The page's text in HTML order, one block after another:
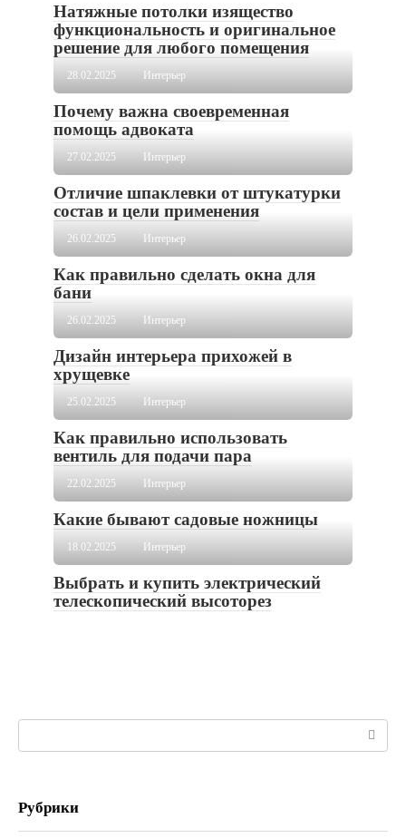
Натяжные потолки изящество
функциональность и оригинальное
решение для любого помещения
28.02.2025 Интерьер
Почему важна своевременная
помощь адвоката
27.02.2025 Интерьер
Отличие шпаклевки от штукатурки
состав и цели применения
26.02.2025 Интерьер
Как правильно сделать окна для
бани
26.02.2025 Интерьер
Дизайн интерьера прихожей в
хрущевке
25.02.2025 Интерьер
Как правильно использовать
вентиль для подачи пара
22.02.2025 Интерьер
Какие бывают садовые ножницы
18.02.2025 Интерьер
Выбрать и купить электрический
телескопический высоторез
Рубрики